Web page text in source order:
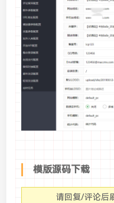
模版源码下载
请回复/评论后